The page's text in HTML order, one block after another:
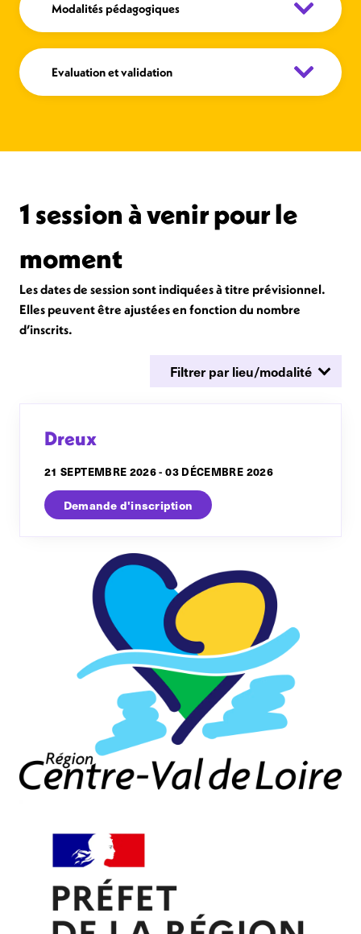
Modalités pédagogiques
Evaluation et validation
1 session à venir pour le
moment
Les dates de session sont indiquées à titre prévisionnel.
Elles peuvent être ajustées en fonction du nombre
d’inscrits.
Dreux
21 SEPTEMBRE 2026 - 03 DÉCEMBRE 2026
Demande d'inscription